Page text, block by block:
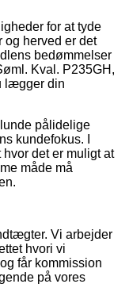
for at tyde
og herved er det
bedømmelser
Kval. P235GH,
lægger din
pålidelige
kundefokus. I
det er muligt at
måde må
Vi arbejder
hvori vi
får kommission
på vores